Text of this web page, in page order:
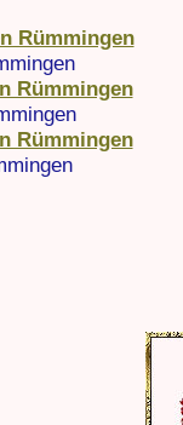
Rümmingen
Rümmingen
Rümmingen